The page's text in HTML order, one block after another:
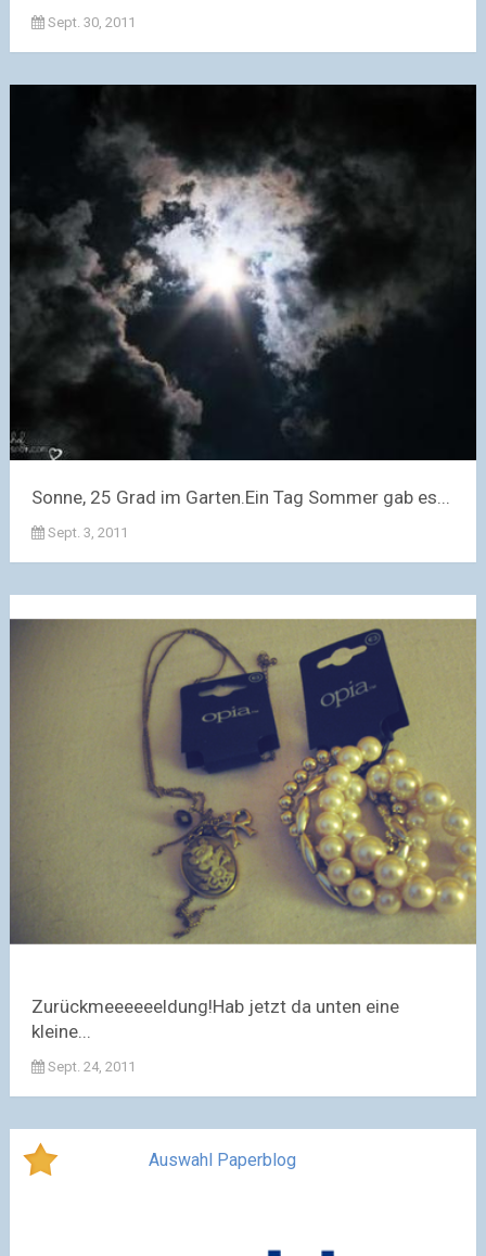
Sept. 30, 2011
Sonne, 25 Grad im Garten.Ein Tag Sommer gab es...
Sept. 3, 2011
Zurückmeeeeeeldung!Hab jetzt da unten eine
kleine...
Sept. 24, 2011
Auswahl Paperblog